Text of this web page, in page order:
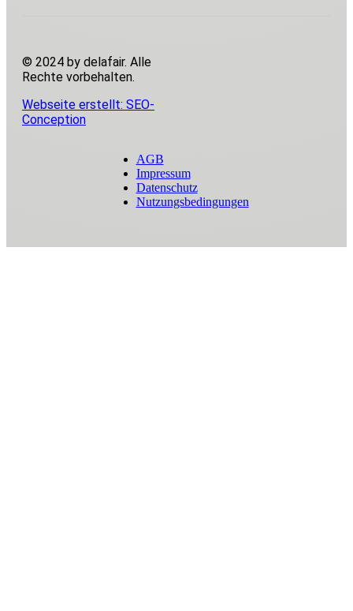
© 2024 by delafair. Alle
Rechte vorbehalten.
Webseite erstellt: SEO-
Conception
AGB
Impressum
Datenschutz
Nutzungsbedingungen